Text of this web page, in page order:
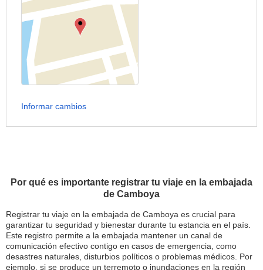
Por qué es importante registrar tu viaje en la embajada
de Camboya
Registrar tu viaje en la embajada de Camboya es crucial para
garantizar tu seguridad y bienestar durante tu estancia en el país.
Este registro permite a la embajada mantener un canal de
comunicación efectivo contigo en casos de emergencia, como
desastres naturales, disturbios políticos o problemas médicos. Por
ejemplo, si se produce un terremoto o inundaciones en la región
Informar cambios